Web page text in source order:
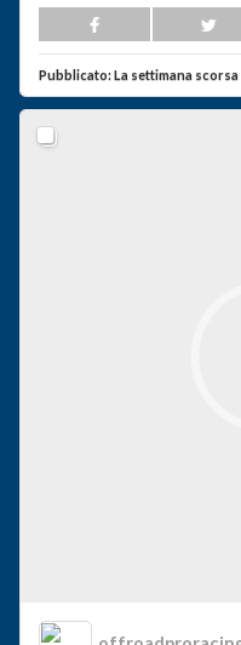
Pubblicato:La settimana scorsa